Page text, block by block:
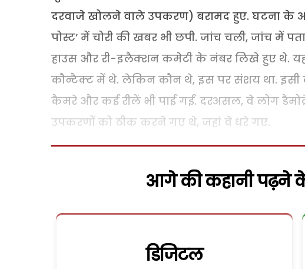
दरवाजे खोलने वाले उपकरण) बरामद हुए. घटना के
पोस्ट’ में चोरी की खबर भी छपी. जांच चली, जांच में
हाउस और री-इलैक्शन कमेटी के नंबर लिखे हुए थे.
कौन्टैक्ट में थे. लेकिन कौन थे, इस पर संशय था. इसी
कैमरे और कई रीलें भी पाई गईं. दरअसल, वे लोग
उपकरणों को ठीक करने गए थे, जहां वे धरे गए.
आगे की कहानी पढ़ने
डिजिटल